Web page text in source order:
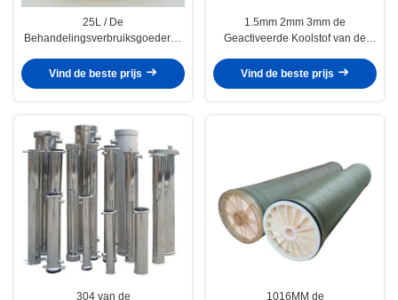
25L / De
Behandelingsverbruiksgoederen
Pale Yellow Cation Exchange
Vind de beste prijs
1.5mm 2mm 3mm de
Geactiveerde Koolstof van de
Waterreiniging
Vind de beste prijs
304 van de
1016MM de